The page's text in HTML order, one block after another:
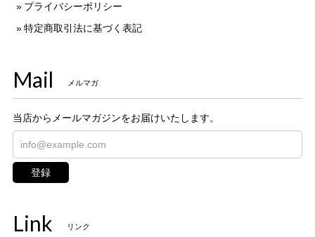
プライバシーポリシー
特定商取引法に基づく表記
Mail メルマガ
当店からメールマガジンをお届けいたします。
登録
Link リンク